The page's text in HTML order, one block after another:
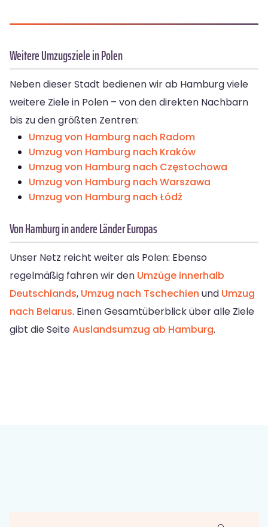
Weitere Umzugsziele in Polen
Neben dieser Stadt bedienen wir ab Hamburg viele
weitere Ziele in Polen – von den direkten Nachbarn
bis zu den größten Zentren:
Umzug von Hamburg nach Radom
Umzug von Hamburg nach Kraków
Umzug von Hamburg nach Częstochowa
Umzug von Hamburg nach Warszawa
Umzug von Hamburg nach Łódź
Von Hamburg in andere Länder Europas
Unser Netz reicht weiter als Polen: Ebenso
regelmäßig fahren wir den Umzüge innerhalb
Deutschlands, Umzug nach Tschechien und Umzug
nach Belarus. Einen Gesamtüberblick über alle Ziele
gibt die SeiteAuslandsumzug ab Hamburg.